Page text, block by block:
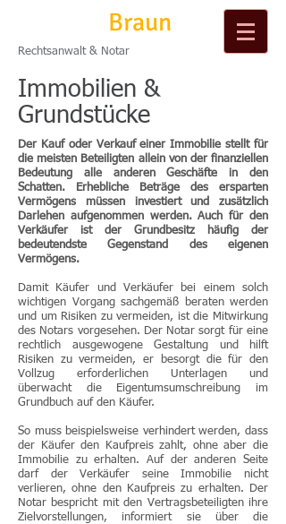
Braun
Rechtsanwalt & Notar
Immobilien &
Grundstücke
Der Kauf oder Verkauf einer Immobilie stellt für
die meisten Beteiligten allein von der finanziellen
Bedeutung alle anderen Geschäfte in den
Schatten. Erhebliche Beträge des ersparten
Vermögens müssen investiert und zusätzlich
Darlehen aufgenommen werden. Auch für den
Verkäufer ist der Grundbesitz häufig der
bedeutendste Gegenstand des eigenen
Vermögens.
Damit Käufer und Verkäufer bei einem solch
wichtigen Vorgang sachgemäß beraten werden
und um Risiken zu vermeiden, ist die Mitwirkung
des Notars vorgesehen. Der Notar sorgt für eine
rechtlich ausgewogene Gestaltung und hilft
Risiken zu vermeiden, er besorgt die für den
Vollzug erforderlichen Unterlagen und
überwacht die Eigentumsumschreibung im
Grundbuch auf den Käufer.
So muss beispielsweise verhindert werden, dass
der Käufer den Kaufpreis zahlt, ohne aber die
Immobilie zu erhalten. Auf der anderen Seite
darf der Verkäufer seine Immobilie nicht
verlieren, ohne den Kaufpreis zu erhalten. Der
Notar bespricht mit den Vertragsbeteiligten ihre
Zielvorstellungen, informiert sie über die